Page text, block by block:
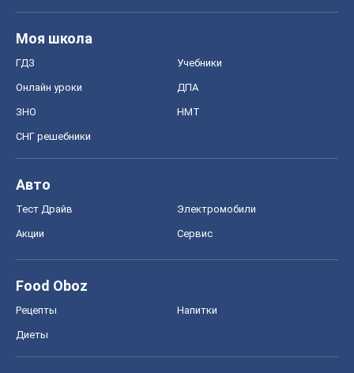
Моя школа
ГДЗ Учебники
Онлайн уроки ДПА
ЗНО НМТ
СНГ решебники
Авто
Тест Драйв Электромобили
Акции Сервис
Food Oboz
Рецепты Напитки
Диеты